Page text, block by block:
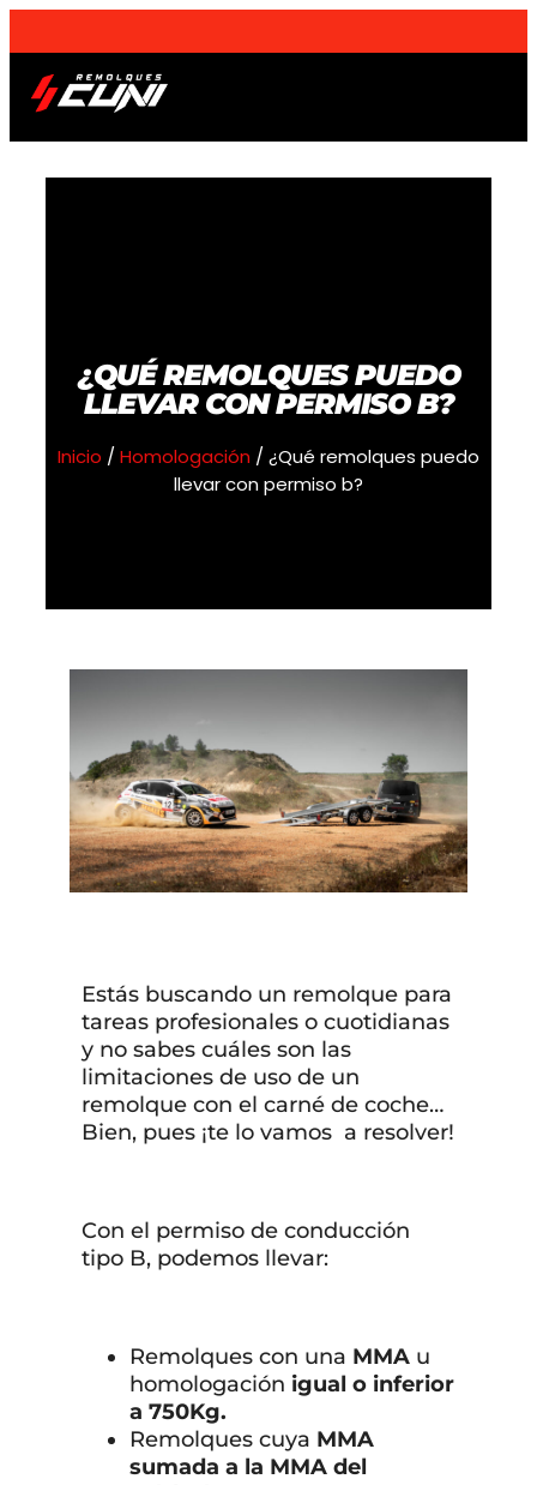
¿QUÉ REMOLQUES PUEDO
LLEVAR CON PERMISO B?
Inicio /Homologación / ¿Qué remolques puedo
llevar con permiso b?
Estás buscando un remolque para
tareas profesionales o cuotidianas
y no sabes cuáles son las
limitaciones de uso de un
remolque con el carné de coche…
Bien, pues ¡te lo vamos a resolver!
Con el permiso de conducción
tipo B, podemos llevar:
Remolques con una MMA u
homologación igual o inferior
a 750Kg.
Remolques cuya MMA
sumada a la MMA del